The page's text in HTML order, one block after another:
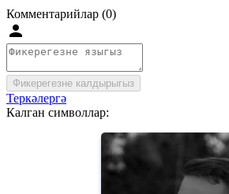
Комментарийлар (0)
Фикерегезне калдырыгыз
Теркәлергә
Калган символлар: